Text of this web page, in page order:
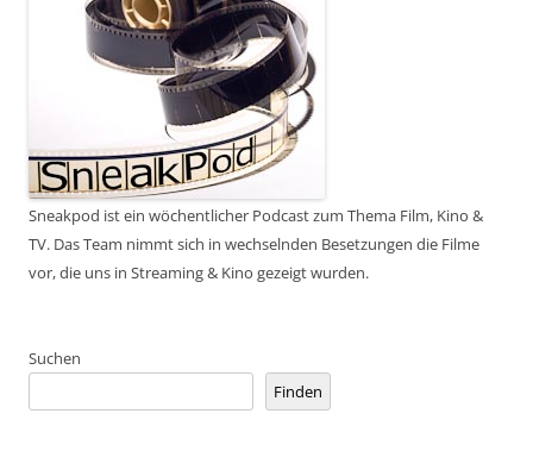
Sneakpod ist ein wöchentlicher Podcast zum Thema Film, Kino &
TV. Das Team nimmt sich in wechselnden Besetzungen die Filme
vor, die uns in Streaming & Kino gezeigt wurden.
Suchen
Finden